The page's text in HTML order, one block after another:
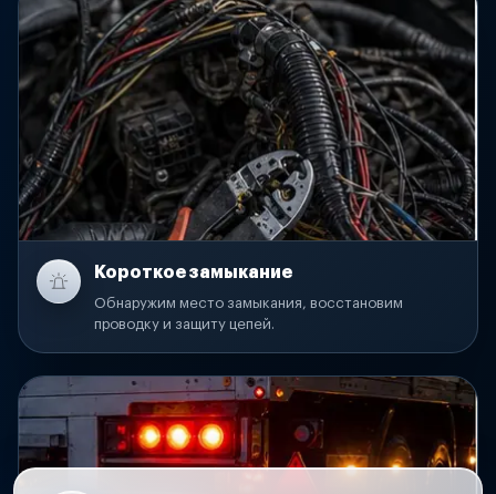
Короткое замыкание
Обнаружим место замыкания, восстановим
проводку и защиту цепей.